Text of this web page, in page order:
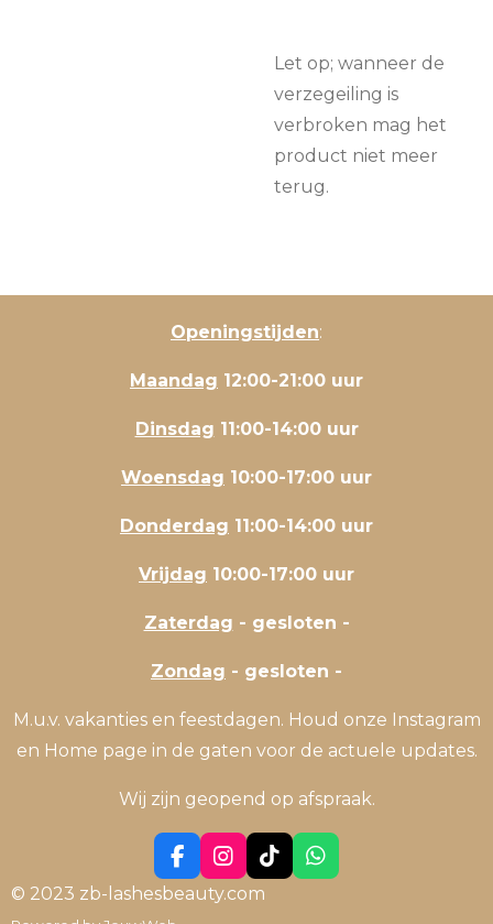
Let op; wanneer de
verzegeiling is
verbroken mag het
product niet meer
terug.
Openingstijden:
Maandag 12:00-21:00 uur
Dinsdag 11:00-14:00 uur
Woensdag 10:00-17:00 uur
Donderdag 11:00-14:00 uur
Vrijdag 10:00-17:00 uur
Zaterdag - gesloten -
Zondag - gesloten -
M.u.v. vakanties en feestdagen. Houd onze Instagram
en Home page in de gaten voor de actuele updates.
Wij zijn geopend op afspraak.
F
a
c
I
n
s
T
i
W
h
© 2023 zb-lashesbeauty.com